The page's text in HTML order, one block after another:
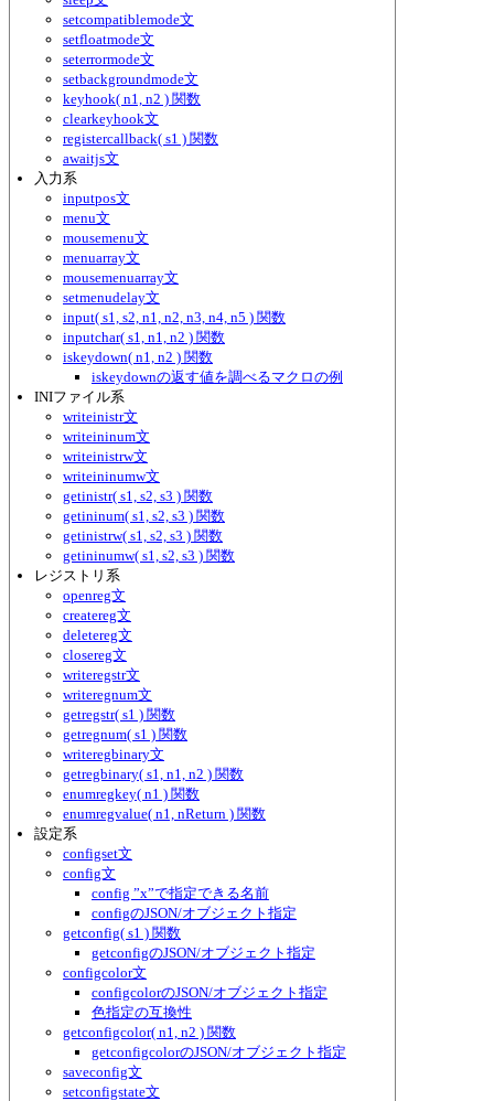
setcompatiblemode文
setfloatmode文
seterrormode文
setbackgroundmode文
keyhook( n1, n2 ) 関数
clearkeyhook文
registercallback( s1 ) 関数
awaitjs文
入力系
inputpos文
menu文
mousemenu文
menuarray文
mousemenuarray文
setmenudelay文
input( s1, s2, n1, n2, n3, n4, n5 ) 関数
inputchar( s1, n1, n2 ) 関数
iskeydown( n1, n2 ) 関数
iskeydownの返す値を調べるマクロの例
INIファイル系
writeinistr文
writeininum文
writeinistrw文
writeininumw文
getinistr( s1, s2, s3 ) 関数
getininum( s1, s2, s3 ) 関数
getinistrw( s1, s2, s3 ) 関数
getininumw( s1, s2, s3 ) 関数
レジストリ系
openreg文
createreg文
deletereg文
closereg文
writeregstr文
writeregnum文
getregstr( s1 ) 関数
getregnum( s1 ) 関数
writeregbinary文
getregbinary( s1, n1, n2 ) 関数
enumregkey( n1 ) 関数
enumregvalue( n1, nReturn ) 関数
設定系
configset文
config文
config ”x”で指定できる名前
configのJSON/オブジェクト指定
getconfig( s1 ) 関数
getconfigのJSON/オブジェクト指定
configcolor文
configcolorのJSON/オブジェクト指定
色指定の互換性
getconfigcolor( n1, n2 ) 関数
getconfigcolorのJSON/オブジェクト指定
saveconfig文
setconfigstate文